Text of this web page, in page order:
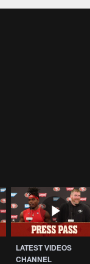
LATEST VIDEOS
CHANNEL